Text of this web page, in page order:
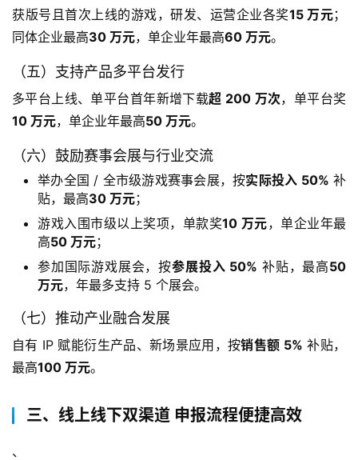
休
游
戏
0
茶
7
获版号且首次上线的游戏，研发、运营企业各奖15 万元；
同体企业最高30 万元，单企业年最高60 万元。
（五）支持产品多平台发行
多平台上线、单平台首年新增下载超 200 万次，单平台奖
10 万元，单企业年最高50 万元。
（六）鼓励赛事会展与行业交流
举办全国 / 全市级游戏赛事会展，按实际投入 50% 补
贴，最高30 万元；
游戏入围市级以上奖项，单款奖10 万元，单企业年最
高50 万元；
参加国际游戏展会，按参展投入 50% 补贴，最高50
万元，年最多支持 5 个展会。
（七）推动产业融合发展
自有 IP 赋能衍生产品、新场景应用，按销售额 5% 补贴，
最高100 万元。
三、线上线下双渠道 申报流程便捷高效
、